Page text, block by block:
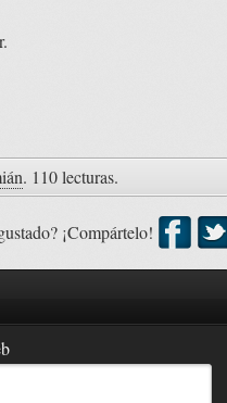
. 110 lecturas.
¡Compártelo!